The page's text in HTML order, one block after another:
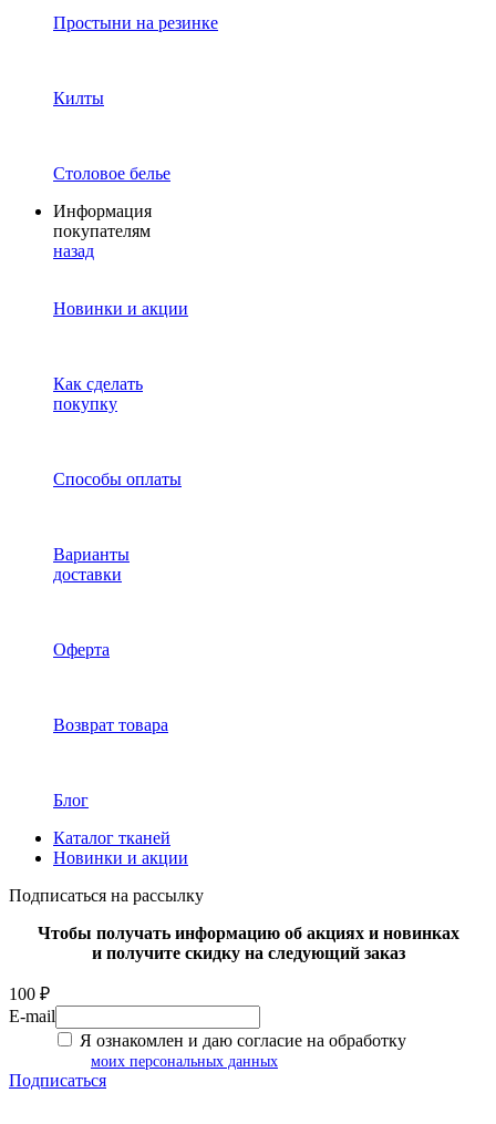
Простыни на резинке
Килты
Столовое белье
Информация
покупателям
назад
Новинки и акции
Как сделать
покупку
Способы оплаты
Варианты
доставки
Оферта
Возврат товара
Блог
Каталог тканей
Новинки и акции
Подписаться на рассылку
Чтобы получать информацию об акциях и новинках
и получите скидку на следующий заказ
100 ₽
E-mail
Я ознакомлен и даю согласие на обработку
моих персональных данных
Подписаться